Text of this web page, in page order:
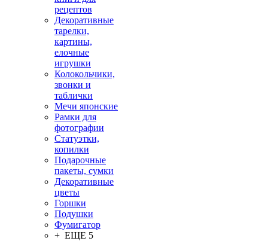
рецептов
Декоративные
тарелки,
картины,
елочные
игрушки
Колокольчики,
звонки и
таблички
Мечи японские
Рамки для
фотографии
Статуэтки,
копилки
Подарочные
пакеты, сумки
Декоративные
цветы
Горшки
Подушки
Фумигатор
+ ЕЩЕ 5